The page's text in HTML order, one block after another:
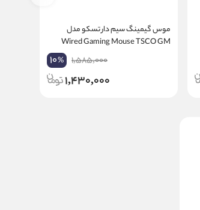
موس گیمینگ سیم دار تسکو مدل
Wired Gaming Mouse TSCO GM
1,585,000
10%
1,430,000